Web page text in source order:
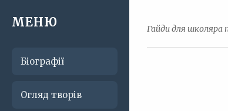
МЕНЮ
Біографії
Огляд творів
Гайди для школяра